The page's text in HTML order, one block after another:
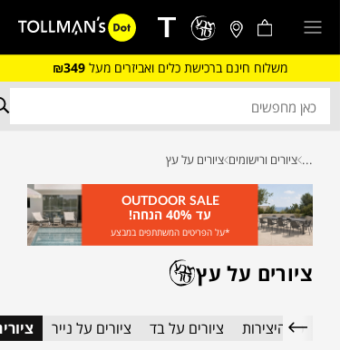
משלוח חינם ברכישת כלים ואביזרים מעל ₪349
... ציורים ורישומים ציורים על עץ
OUTDOOR SALE
עד 40% הנחה!
*על הפריטים המשתתפים במבצע
ציורים על עץ
כל היצירות ציורים על בד ציורים על נייר